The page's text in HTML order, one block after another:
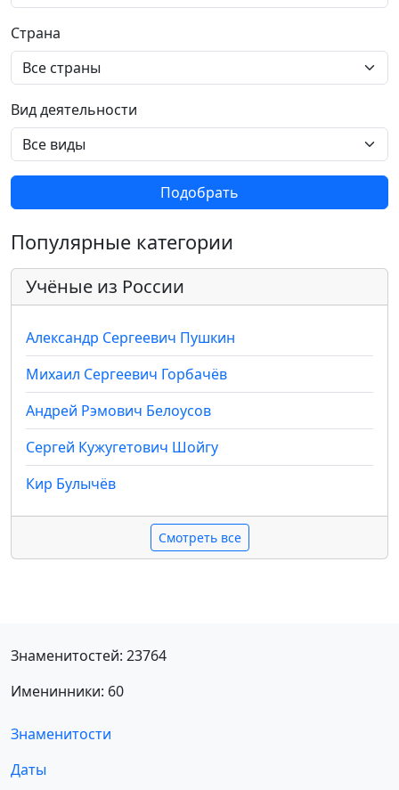
Страна
Вид деятельности
Подобрать
Популярные категории
Учёные из России
Александр Сергеевич Пушкин
Михаил Сергеевич Горбачёв
Андрей Рэмович Белоусов
Сергей Кужугетович Шойгу
Кир Булычёв
Смотреть все
Знаменитостей: 23764
Именинники: 60
Знаменитости
Даты